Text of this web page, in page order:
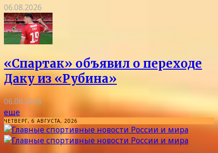
06.08.2026
«Спартак» объявил о переходе
Даку из «Рубина»
06.08.2026
еще
ЧЕТВЕРГ, 6 АВГУСТА, 2026